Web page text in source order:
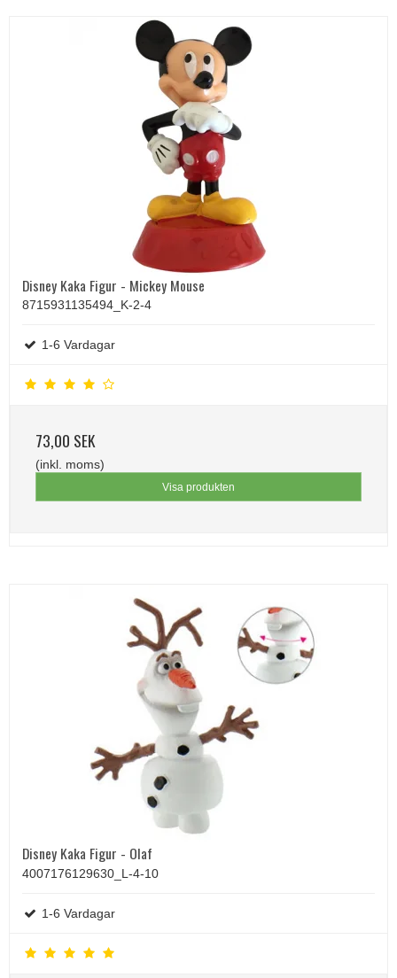
Disney Kaka Figur - Mickey Mouse
8715931135494_K-2-4
1-6 Vardagar
73,00 SEK
(inkl. moms)
Visa produkten
Disney Kaka Figur - Olaf
4007176129630_L-4-10
1-6 Vardagar